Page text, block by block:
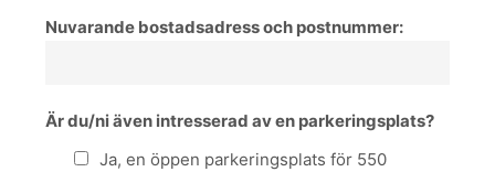
Nuvarande bostadsadress och postnummer:
Är du/ni även intresserad av en parkeringsplats?
Ja, en öppen parkeringsplats för 550